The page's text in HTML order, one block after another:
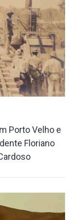
Porto Velho e
Floriano